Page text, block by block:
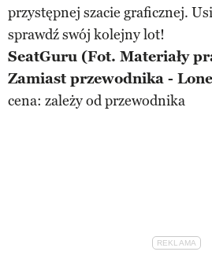
przystępnej szacie graficznej.
sprawdź swój kolejny lot!
SeatGuru (Fot. Materiały
Zamiast przewodnika -
cena: zależy od przewodnika